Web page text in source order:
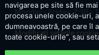
navigarea pe site să fie
procesa unele cookie-uri,
dumneavoastră, pe care îl
toate cookie-urile”, sau
Monday - Friday: 7:30 -
Modificați setările